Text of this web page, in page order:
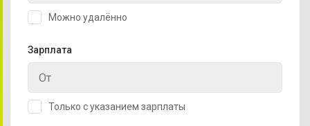
Можно удалённо
Зарплата
Только с указанием зарплаты